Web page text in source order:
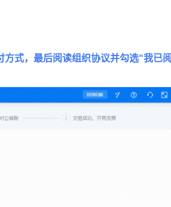
式，最后阅读组织协议并勾选“我已